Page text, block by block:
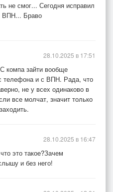
не смог... Сегодня исправил
ВПН... Браво
компа зайти вообще
телефона и с ВПН. Рада, что
не у всех одинаково в
все молчат, значит только
28.10.2025 в 17:51
это такое?Зачем
и без него!
28.10.2025 в 16:47